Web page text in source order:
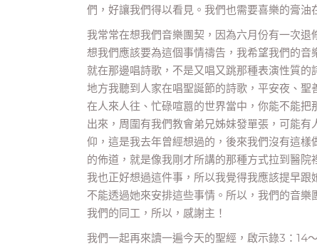
們，好讓我們得以看見。我們也需要喜樂的膏油
我常常在想我們音樂團契，因為六月份有一次
想我們應該要為這個事情禱告，我希望我們的
就在那邊唱詩歌，不是又唱又跳那種表演性質
地方我聽到人家在唱聖誕節的詩歌，平安夜、
在人來人往、忙碌喧囂的世界當中，你能不能
出來，周圍有我們教會弟兄姊妹發單張，可能
仰，這是我去年曾經想過的，後來我們沒有這
的佈道，就是像我剛才所講的那種方式拉到醫
我也正好想過這件事，所以我覺得我應該提早
不能透過她來安排這些事情。所以，我們的音
我們的同工，所以，感謝主！
我們一起再來讀一遍今天的聖經，啟示錄3：14